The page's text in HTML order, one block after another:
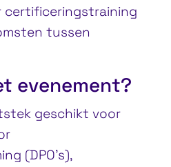
certificeringstraining
tussen
evenement?
geschikt voor
(DPO’s),